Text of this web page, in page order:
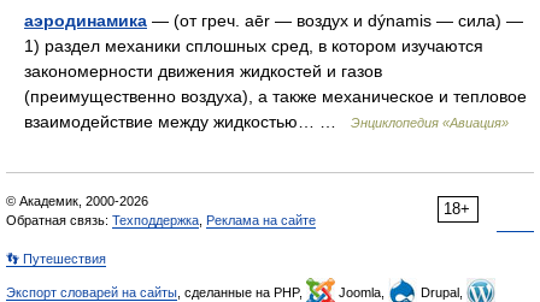
аэродинамика — (от греч. aēr — воздух и dýnamis — сила) —
1) раздел механики сплошных сред, в котором изучаются
закономерности движения жидкостей и газов
(преимущественно воздуха), а также механическое и тепловое
взаимодействие между жидкостью… …
Энциклопедия «Авиация»
18+
© Академик, 2000-2026
Обратная связь: Техподдержка Реклама на сайте
👣 Путешествия
Экспорт словарей на сайты , сделанные на PHP, Joomla,
Drupal,